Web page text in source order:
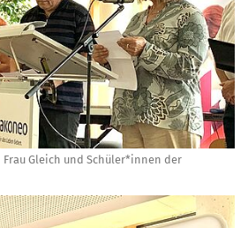
Gleich und Schüler*innen der